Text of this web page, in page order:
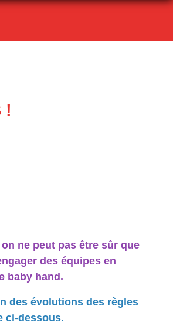
!
ne peut pas être sûr que
des équipes en
baby hand.
des évolutions des règles
ci-dessous.